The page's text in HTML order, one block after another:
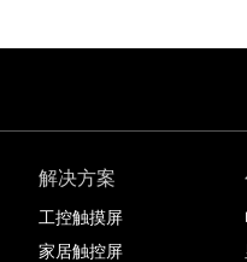
解决方案
工控触摸屏
家居触控屏